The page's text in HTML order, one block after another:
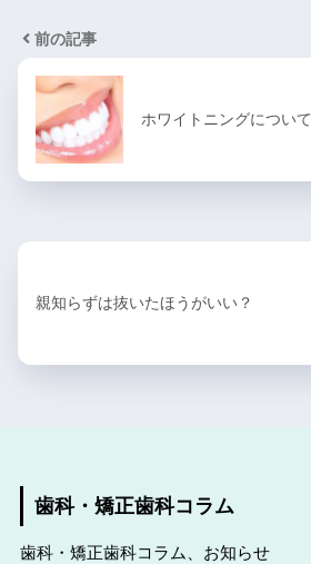
前の記事
ホワイトニングについて
親知らずは抜いたほうがいい？
歯科・矯正歯科コラム
歯科・矯正歯科コラム、お知らせ